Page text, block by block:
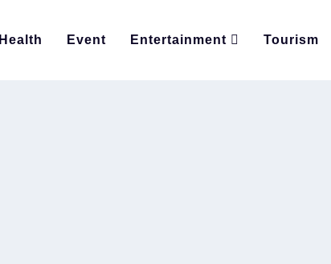
Health Event Entertainment Tourism